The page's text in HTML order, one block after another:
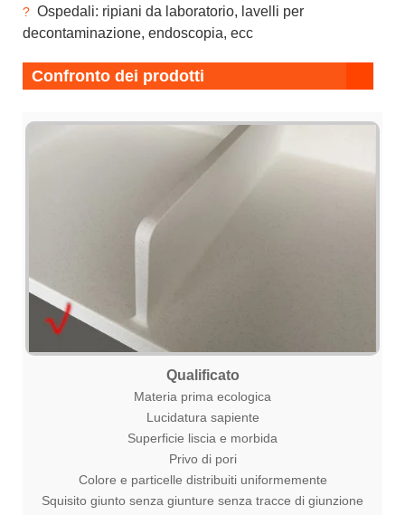
? Ospedali: ripiani da laboratorio, lavelli per
decontaminazione, endoscopia, ecc
Confronto dei prodotti
Qualificato
Materia prima ecologica
Lucidatura sapiente
Superficie liscia e morbida
Privo di pori
Colore e particelle distribuiti uniformemente
Squisito giunto senza giunture senza tracce di giunzione